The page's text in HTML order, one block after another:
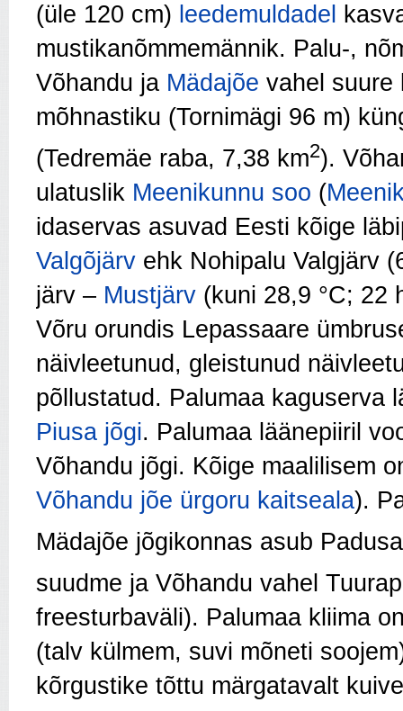
(üle 120 cm) leedemuldadel
mustikanõmmemännik. Palu-,
Võhandu ja Mädajõe vahel
mõhnastiku (Tornimägi 96 m)
(Tedremäe raba, 7,38 km2).
ulatuslik Meenikunnu soo (
idaservas asuvad Eesti kõige
Valgõjärv ehk Nohipalu Valgjärv
järv – Mustjärv (kuni 28,9 °C; 22
Võru orundis Lepassaare
näivleetunud, gleistunud
põllustatud. Palumaa kaguserva
Piusa jõgi. Palumaa läänepiiril
Võhandu jõgi. Kõige maalilisem
Võhandu jõe ürgoru kaitseala).
Mädajõe jõgikonnas asub
suudme ja Võhandu vahel
freesturbaväli). Palumaa kliima
(talv külmem, suvi mõneti
kõrgustike tõttu märgatavalt